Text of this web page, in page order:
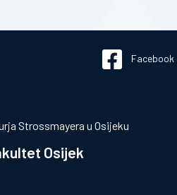
Facebook
Strossmayera u Osijeku
Osijek